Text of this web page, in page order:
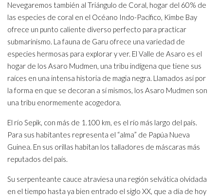
Nevegaremos también al Triángulo de Coral, hogar del 60% de
las especies de coral en el Océano Indo-Pacífico, Kimbe Bay
ofrece un punto caliente diverso perfecto para practicar
submarinismo. La fauna de Garu ofrece una variedad de
especies hermosas para explorar y ver. El Valle de Asaro es el
hogar de los Asaro Mudmen, una tribu indígena que tiene sus
raíces en una intensa historia de magia negra. Llamados así por
la forma en que se decoran a sí mismos, los Asaro Mudmen son
una tribu enormemente acogedora.
El río Sepik, con más de 1.100 km, es el río más largo del país.
Para sus habitantes representa el “alma” de Papúa Nueva
Guinea. En sus orillas habitan los talladores de máscaras más
reputados del país.
Su serpenteante cauce atraviesa una región selvática olvidada
en el tiempo hasta ya bien entrado el siglo XX, que a día de hoy